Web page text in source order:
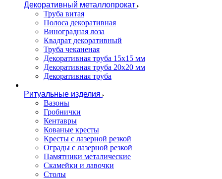
Декоративный металлопрокат
Труба витая
Полоса декоративная
Виноградная лоза
Квадрат декоративный
Труба чеканеная
Декоративная труба 15х15 мм
Декоративная труба 20х20 мм
Декоративная труба
Ритуальные изделия
Вазоны
Гробнички
Кентавры
Кованые кресты
Кресты с лазерной резкой
Ограды с лазерной резкой
Памятники металические
Скамейки и лавочки
Столы